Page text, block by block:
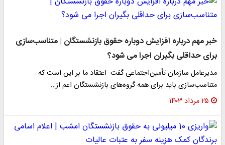
خبر مهم درباره افزایش دوباره حقوق بازنشستگان | متناسب‌سازی
برای حداقلی بگیران اجرا می شود؟
مدیرعامل سازمان تأمین‌اجتماعی گفت: اعتقاد ما بر این است که
متناسب‌سازی باید برای همه گروه‌های بازنشستگان اعم از…
۲۵ مرداد ۱۴۰۳